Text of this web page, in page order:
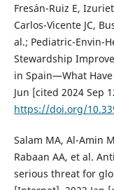
Fresán-Ruiz E,
Carlos-Vicente JC,
al.; Pediatric-Envin-
Stewardship
in Spain—What
Jun [cited 2024 Sep
https://doi.org/
Salam MA, Al-Amin
Rabaan AA, et al.
serious threat for